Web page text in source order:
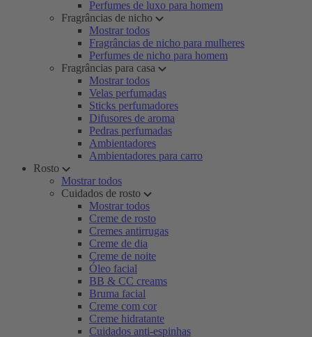
Perfumes de luxo para homem
Fragrâncias de nicho
Mostrar todos
Fragrâncias de nicho para mulheres
Perfumes de nicho para homem
Fragrâncias para casa
Mostrar todos
Velas perfumadas
Sticks perfumadores
Difusores de aroma
Pedras perfumadas
Ambientadores
Ambientadores para carro
Rosto
Mostrar todos
Cuidados de rosto
Mostrar todos
Creme de rosto
Cremes antirrugas
Creme de dia
Creme de noite
Óleo facial
BB & CC creams
Bruma facial
Creme com cor
Creme hidratante
Cuidados anti-espinhas